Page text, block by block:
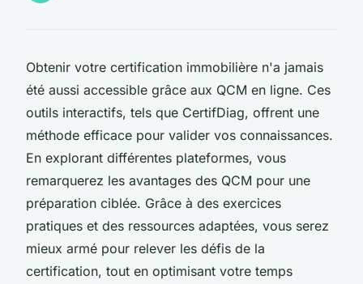
Obtenir votre certification immobilière n'a jamais
été aussi accessible grâce aux QCM en ligne. Ces
outils interactifs, tels que CertifDiag, offrent une
méthode efficace pour valider vos connaissances.
En explorant différentes plateformes, vous
remarquerez les avantages des QCM pour une
préparation ciblée. Grâce à des exercices
pratiques et des ressources adaptées, vous serez
mieux armé pour relever les défis de la
certification, tout en optimisant votre temps